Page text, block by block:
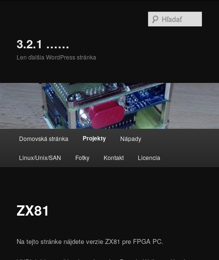
3.2.1 ……
Len ďalšia WordPress stránka
Domovská stránka Projekty Nápady
Linux/Unix/SAN Fotky Kontakt Licencia
ZX81
Na tejto stránke nájdete verzie ZX81 pre FPGA PC.